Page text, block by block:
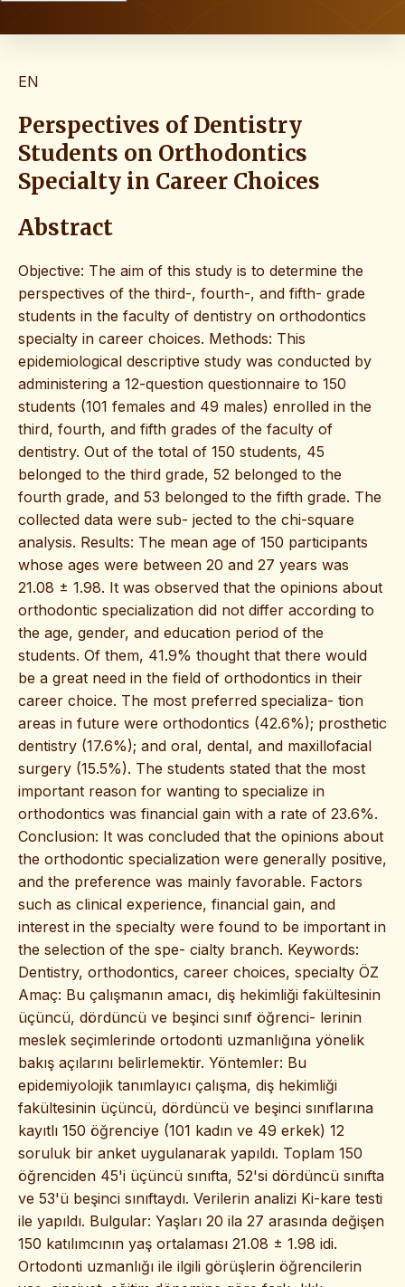
EN
Perspectives of Dentistry
Students on Orthodontics
Specialty in Career Choices
Abstract
Objective: The aim of this study is to determine the
perspectives of the third-, fourth-, and fifth- grade
students in the faculty of dentistry on orthodontics
specialty in career choices. Methods: This
epidemiological descriptive study was conducted by
administering a 12-question questionnaire to 150
students (101 females and 49 males) enrolled in the
third, fourth, and fifth grades of the faculty of
dentistry. Out of the total of 150 students, 45
belonged to the third grade, 52 belonged to the
fourth grade, and 53 belonged to the fifth grade. The
collected data were sub- jected to the chi-square
analysis. Results: The mean age of 150 participants
whose ages were between 20 and 27 years was
21.08 ± 1.98. It was observed that the opinions about
orthodontic specialization did not differ according to
the age, gender, and education period of the
students. Of them, 41.9% thought that there would
be a great need in the field of orthodontics in their
career choice. The most preferred specializa- tion
areas in future were orthodontics (42.6%); prosthetic
dentistry (17.6%); and oral, dental, and maxillofacial
surgery (15.5%). The students stated that the most
important reason for wanting to specialize in
orthodontics was financial gain with a rate of 23.6%.
Conclusion: It was concluded that the opinions about
the orthodontic specialization were generally positive,
and the preference was mainly favorable. Factors
such as clinical experience, financial gain, and
interest in the specialty were found to be important in
the selection of the spe- cialty branch. Keywords:
Dentistry, orthodontics, career choices, specialty ÖZ
Amaç: Bu çalışmanın amacı, diş hekimliği fakültesinin
üçüncü, dördüncü ve beşinci sınıf öğrenci- lerinin
meslek seçimlerinde ortodonti uzmanlığına yönelik
bakış açılarını belirlemektir. Yöntemler: Bu
epidemiyolojik tanımlayıcı çalışma, diş hekimliği
fakültesinin üçüncü, dördüncü ve beşinci sınıflarına
kayıtlı 150 öğrenciye (101 kadın ve 49 erkek) 12
soruluk bir anket uygulanarak yapıldı. Toplam 150
öğrenciden 45'i üçüncü sınıfta, 52'si dördüncü sınıfta
ve 53'ü beşinci sınıftaydı. Verilerin analizi Ki-kare testi
ile yapıldı. Bulgular: Yaşları 20 ila 27 arasında değişen
150 katılımcının yaş ortalaması 21.08 ± 1.98 idi.
Ortodonti uzmanlığı ile ilgili görüşlerin öğrencilerin